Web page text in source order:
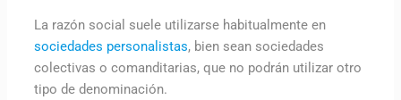
La razón social suele utilizarse habitualmente en
sociedades personalistas, bien sean sociedades
colectivas o comanditarias, que no podrán utilizar otro
tipo de denominación.